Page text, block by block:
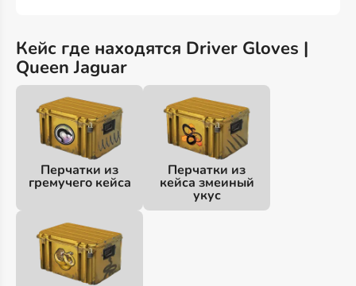
Кейс где находятся Driver Gloves |
Queen Jaguar
Перчатки из
гремучего кейса
Перчатки из
кейса змеиный
укус